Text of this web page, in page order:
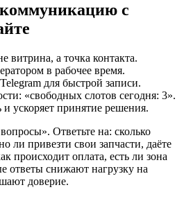
с
витрина, а точка контакта.
в рабочее время.
для быстрой записи.
«свободных слотов сегодня: 3».
ускоряет принятие решения.
Ответьте на: сколько
ли привезти свои запчасти, даёте
происходит оплата, есть ли зона
ответы снижают нагрузку на
доверие.